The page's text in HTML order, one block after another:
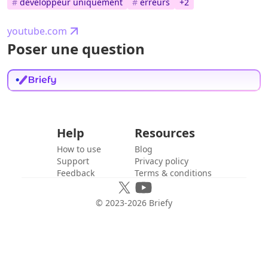
youtube.com
Poser une question
Help
How to use
Support
Feedback
Resources
Blog
Privacy policy
Terms & conditions
© 2023-2026 Briefy